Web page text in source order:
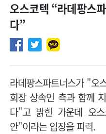
[서울아산병원] 2026년 하반기 인
[영남대학교의료원] 마취통증의학
오스코텍 “라데팡스
다”
라데팡스파트너스가 "오
회장 상속인 측과 함께
다"고 밝힌 가운데 오
안"이라는 입장을 피력.